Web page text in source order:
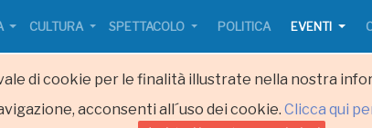
di cookie per le finalità illustrate nella nostra
acconsenti all´uso dei cookie. Clicca qui
CULTURA SPETTACOLO POLITICA EVENTI